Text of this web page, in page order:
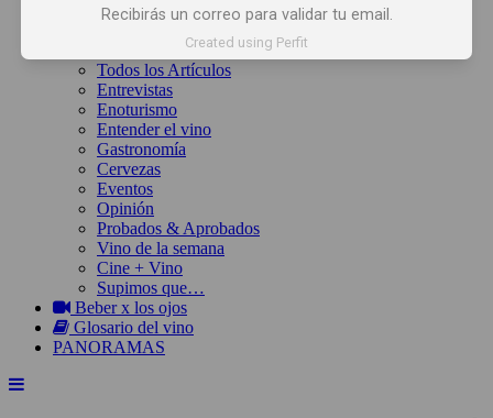
Inicio
Todos los Artículos
Entrevistas
Enoturismo
Entender el vino
Gastronomía
Cervezas
Eventos
Opinión
Probados & Aprobados
Vino de la semana
Cine + Vino
Supimos que…
Beber x los ojos
Glosario del vino
PANORAMAS
Recibirás un correo para validar tu email.
Created using Perfit